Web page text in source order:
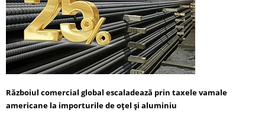
Războiul comercial global escaladează prin taxele vamale
americane la importurile de oțel și aluminiu